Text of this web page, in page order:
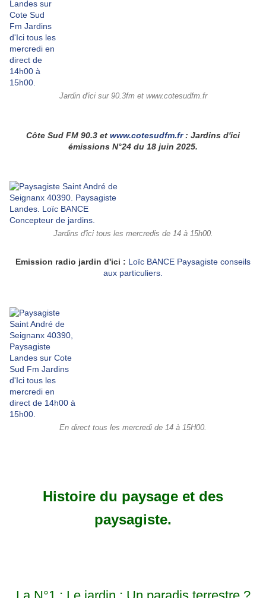
Jardin d'ici sur 90.3fm et www.cotesudfm.fr
Côte Sud FM 90.3 et www.cotesudfm.fr: Jardins d'ici
émissions N°24 du 18 juin 2025.
Jardins d'ici tous les mercredis de 14 à 15h00.
Emission radio jardin d'ici : Loïc BANCE Paysagiste conseils
aux particuliers.
En direct tous les mercredi de 14 à 15H00.
Histoire du paysage et des
paysagiste.